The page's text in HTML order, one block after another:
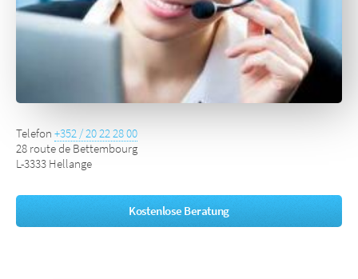
Telefon +352 / 20 22 28 00
28 route de Bettembourg
L-3333 Hellange
Kostenlose Beratung